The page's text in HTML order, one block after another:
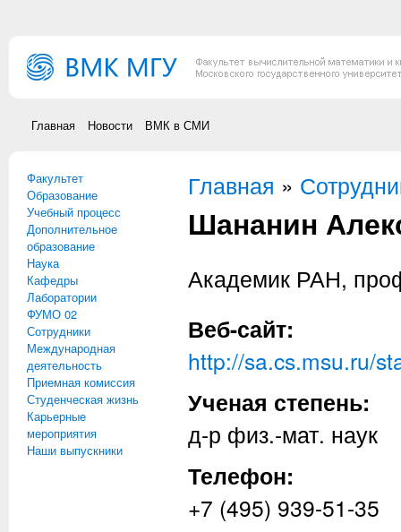
Главная Новости ВМК в СМИ
Факультет
Образование
Учебный процесс
Дополнительное
образование
Наука
Кафедры
Лаборатории
ФУМО 02
Сотрудники
Международная
деятельность
Приемная комиссия
Студенческая жизнь
Карьерные
мероприятия
Наши выпускники
Вы здесь
Главная »
Шананин
Академик РАН,
Веб-сайт:
http://sa.cs.msu.ru/
Ученая степень:
д-р физ.-мат. наук
Телефон:
+7 (495) 939-51-35